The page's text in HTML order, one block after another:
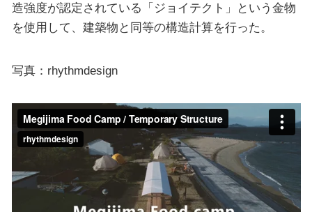
造強度が認定されている「ジョイテクト」という金物
を使用して、建築物と同等の構造計算を行った。
写真：rhythmdesign